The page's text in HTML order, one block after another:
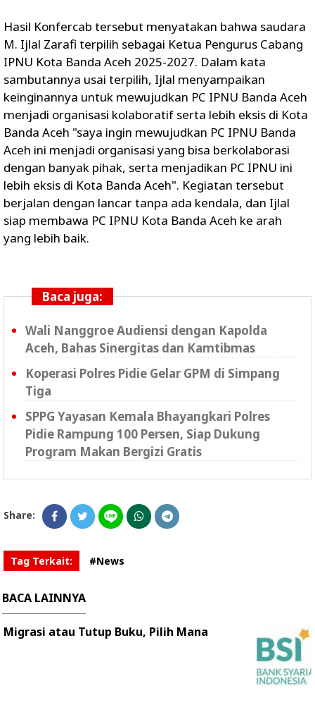
‎Hasil Konfercab tersebut menyatakan bahwa saudara
M. Ijlal Zarafi terpilih sebagai Ketua Pengurus Cabang
IPNU Kota Banda Aceh 2025-2027. Dalam kata
sambutannya usai terpilih, Ijlal menyampaikan
keinginannya untuk mewujudkan PC IPNU Banda Aceh
menjadi organisasi kolaboratif serta lebih eksis di Kota
Banda Aceh "saya ingin mewujudkan PC IPNU Banda
Aceh ini menjadi organisasi yang bisa berkolaborasi
dengan banyak pihak, serta menjadikan PC IPNU ini
lebih eksis di Kota Banda Aceh". Kegiatan tersebut
berjalan dengan lancar tanpa ada kendala, dan Ijlal
siap membawa PC IPNU Kota Banda Aceh ke arah
yang lebih baik.
Baca juga:
Wali Nanggroe Audiensi dengan Kapolda
Aceh, Bahas Sinergitas dan Kamtibmas
Koperasi Polres Pidie Gelar GPM di Simpang
Tiga
SPPG Yayasan Kemala Bhayangkari Polres
Pidie Rampung 100 Persen, Siap Dukung
Program Makan Bergizi Gratis
Share:
Tag Terkait: #News
BACA LAINNYA
Migrasi atau Tutup Buku, Pilih Mana